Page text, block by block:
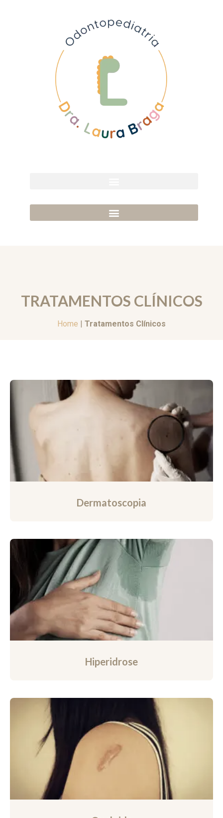
TRATAMENTOS CLÍNICOS
Home | Tratamentos Clínicos
Dermatoscopia
Hiperidrose